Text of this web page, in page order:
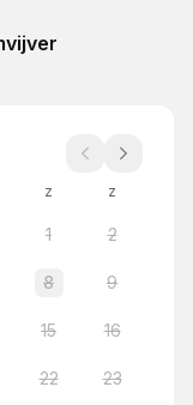
z z
1 2
8 9
15 16
22 23